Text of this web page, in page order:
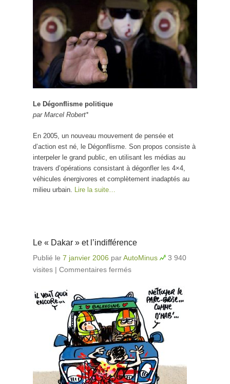
Le Dégonflisme politique
par Marcel Robert*
En 2005, un nouveau mouvement de pensée et
d’action est né, le Dégonflisme. Son propos consiste à
interpeler le grand public, en utilisant les médias au
travers d’opérations consistant à dégonfler les 4×4,
véhicules énergivores et complètement inadaptés au
milieu urbain.
Lire la suite…
Le « Dakar » et l’indifférence
Publié le 7 janvier 2006 parAutoMinus
3 940
visites | Commentaires fermés